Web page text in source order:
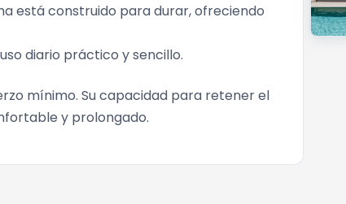
está construido para durar, ofreciendo
diario práctico y sencillo.
mínimo. Su capacidad para retener el
y prolongado.